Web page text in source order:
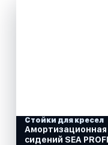
Стойки для кресел
Амортизационная
сидений SEA PROFI